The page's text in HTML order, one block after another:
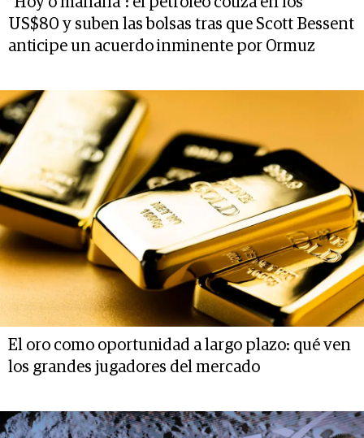
US$80 y suben las bolsas tras que Scott Bessent
anticipe un acuerdo inminente por Ormuz
El oro como oportunidad a largo plazo: qué ven
los grandes jugadores del mercado